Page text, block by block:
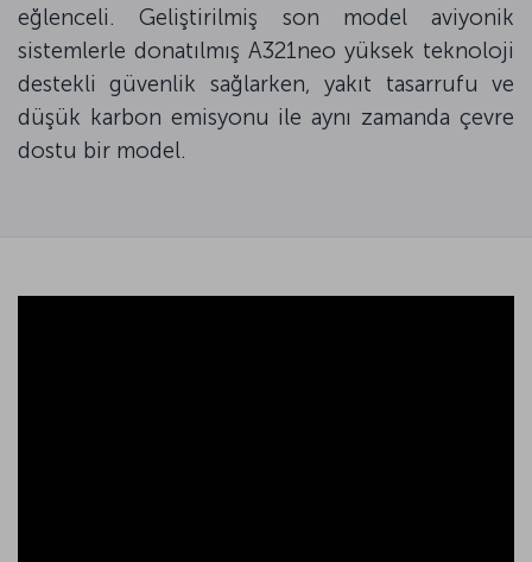
eğlenceli. Geliştirilmiş son model aviyonik
sistemlerle donatılmış A321neo yüksek teknoloji
destekli güvenlik sağlarken, yakıt tasarrufu ve
düşük karbon emisyonu ile aynı zamanda çevre
dostu bir model.